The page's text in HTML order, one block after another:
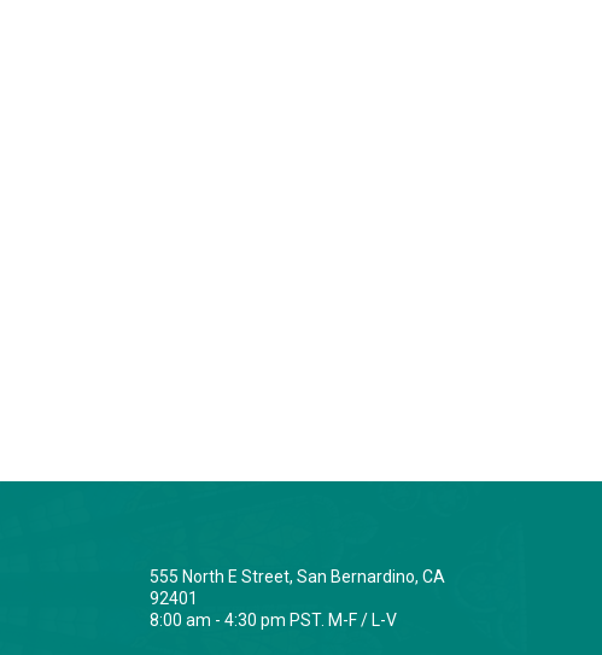
555 North E Street, San Bernardino, CA
92401
8:00 am - 4:30 pm PST. M-F / L-V